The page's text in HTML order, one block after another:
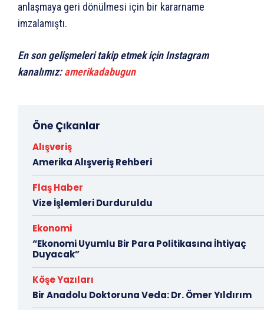
anlaşmaya geri dönülmesi için bir kararname
imzalamıştı.
En son gelişmeleri takip etmek için Instagram
kanalımız:amerikadabugun
Öne Çıkanlar
Alışveriş
Amerika Alışveriş Rehberi
Flaş Haber
Vize İşlemleri Durduruldu
Ekonomi
“Ekonomi Uyumlu Bir Para Politikasına İhtiyaç
Duyacak”
Köşe Yazıları
Bir Anadolu Doktoruna Veda: Dr. Ömer Yıldırım